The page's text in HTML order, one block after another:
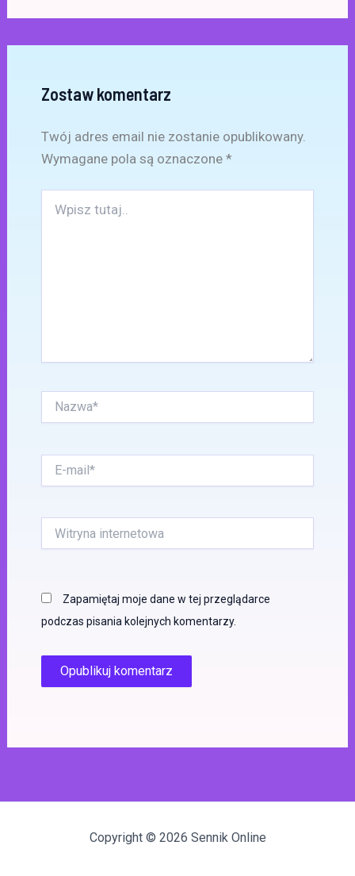
Zostaw komentarz
Twój adres email nie zostanie opublikowany.
Wymagane pola są oznaczone *
tutaj..
mail*
internetowa
Zapamiętaj moje dane w tej przeglądarce
podczas pisania kolejnych komentarzy.
Copyright © 2026 Sennik Online